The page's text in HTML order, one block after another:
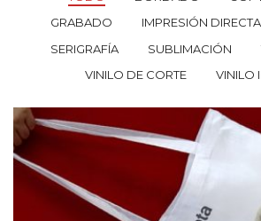
GRABADO
IMPRESIÓN
SERIGRAFÍA
SUBLIMACIÓN
VINILO DE CORTE
VINILO